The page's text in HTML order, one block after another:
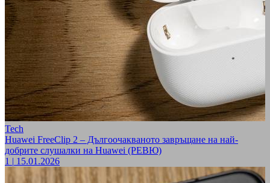
Tech
Huawei FreeClip 2 – Дългоочакваното завръщане на най-
добрите слушалки на Huawei (РЕВЮ)
1 | 15.01.2026